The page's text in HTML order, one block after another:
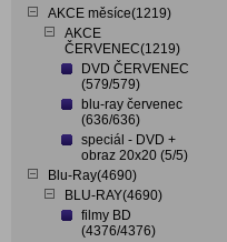
AKCE měsíce(1219)
AKCE
ČERVENEC(1219)
DVD ČERVENEC
(579/579)
blu-ray červenec
(636/636)
speciál - DVD +
obraz 20x20 (5/5)
Blu-Ray(4690)
BLU-RAY(4690)
filmy BD
(4376/4376)